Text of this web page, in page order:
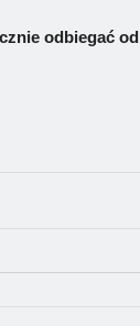
odbiegać od